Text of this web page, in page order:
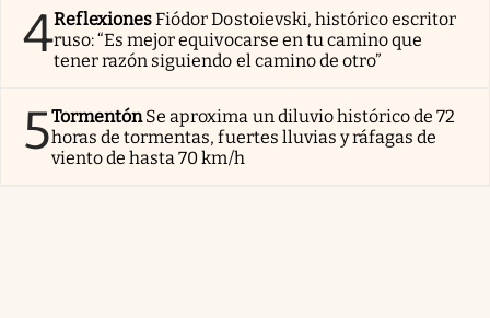
4ReflexionesFiódor Dostoievski, histórico escritor
ruso: “Es mejor equivocarse en tu camino que
tener razón siguiendo el camino de otro”
5TormentónSe aproxima un diluvio histórico de 72
horas de tormentas, fuertes lluvias y ráfagas de
viento de hasta 70 km/h